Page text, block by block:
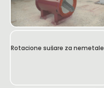
Rotacione sušare za nemetale
Rotacione sušare za nemetale